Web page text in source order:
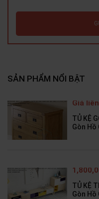
SẢN PHẨM NỔI BẬT
Giá
TỦ KỆ
Gòn Hồ
TỦ KỆ
Gòn Hồ